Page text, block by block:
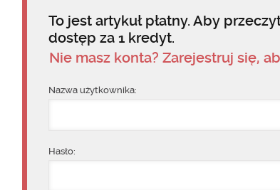
To jest artykuł płatny. Aby
dostęp za 1 kredyt.
Nie masz konta? Zarejestruj się,
Nazwa użytkownika:
Hasło: